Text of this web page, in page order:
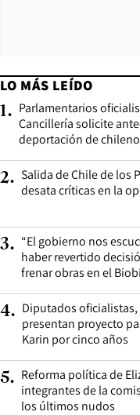
LO MÁS LEÍDO
1. Parlamentarios
Cancillería solicite
deportación de chileno
2. Salida de Chile de los
desata críticas en la
3. “El gobierno nos
haber revertido
frenar obras en el
4. Diputados oficialistas,
presentan proyecto
Karin por cinco años
5. Reforma política de
integrantes de la
los últimos nudos